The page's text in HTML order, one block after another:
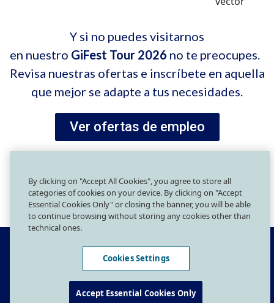
Y si no puedes visitarnos
en nuestro GiFest Tour 2026 no te preocupes.
Revisa nuestras ofertas e inscríbete en aquella
que mejor se adapte a tus necesidades.
Ver ofertas de empleo
By clicking on "Accept All Cookies", you agree to store all
categories of cookies on your device. By clicking on "Accept
Essential Cookies Only" or closing the banner, you will be able
to continue browsing without storing any cookies other than
technical ones.
Cookies Settings
Accept Essential Cookies Only